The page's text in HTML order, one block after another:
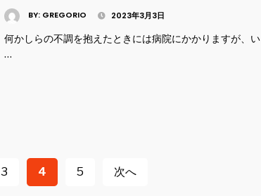
BY: GREGORIO 2023年3月3日
何かしらの不調を抱えたときには病院にかかりますが、い
…
3 4 5 次へ